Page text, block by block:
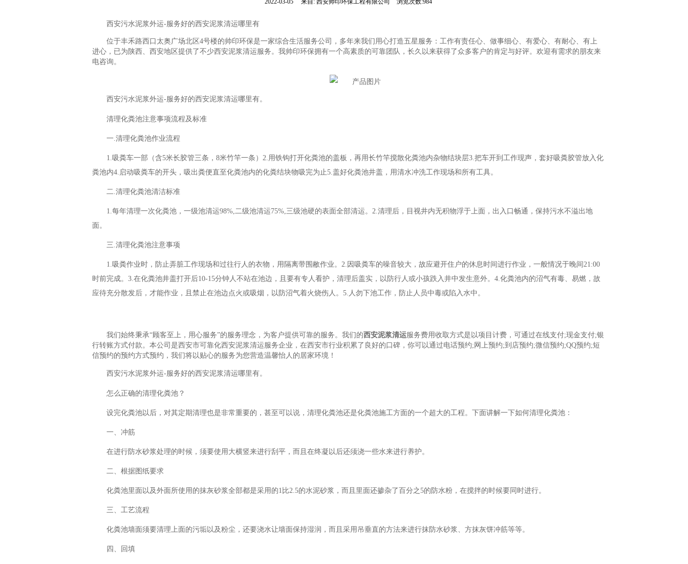
2022-03-05 来自: 西安帅印环保工程有限公司 浏览次数:984
西安污水泥浆外运-服务好的西安泥浆清运哪里有
位于丰禾路西口太奥广场北区4号楼的帅印环保是一家综合生活服务公司，多年来我们用心打造五星服务：工作有责任心、做事细心、有爱心、有耐心、有上
进心，已为陕西、西安地区提供了不少西安泥浆清运服务。我帅印环保拥有一个高素质的可靠团队，长久以来获得了众多客户的肯定与好评。欢迎有需求的朋友来
电咨询。
西安污水泥浆外运-服务好的西安泥浆清运哪里有。
清理化粪池注意事项流程及标准
一.清理化粪池作业流程
1.吸粪车一部（含5米长胶管三条，8米竹竿一条）2.用铁钩打开化粪池的盖板，再用长竹竿搅散化粪池内杂物结块层3.把车开到工作现声，套好吸粪胶管放入化
粪池内4.启动吸粪车的开头，吸出粪便直至化粪池内的化粪结块物吸完为止5.盖好化粪池井盖，用清水冲洗工作现场和所有工具。
二.清理化粪池清洁标准
1.每年清理一次化粪池，一级池清运98%,二级池清运75%,三级池硬的表面全部清运。2.清理后，目视井内无积物浮于上面，出入口畅通，保持污水不溢出地
面。
三.清理化粪池注意事项
1.吸粪作业时，防止弄脏工作现场和过往行人的衣物，用隔离带围敝作业。2.因吸粪车的噪音较大，故应避开住户的休息时间进行作业，一般情况于晚间21:00
时前完成。3.在化粪池井盖打开后10-15分钟人不站在池边，且要有专人看护，清理后盖实，以防行人或小孩跌入井中发生意外。4.化粪池内的沼气有毒、易燃，故
应待充分散发后，才能作业，且禁止在池边点火或吸烟，以防沼气着火烧伤人。5.人勿下池工作，防止人员中毒或陷入水中。
我们始终秉承“顾客至上，用心服务”的服务理念，为客户提供可靠的服务。我们的西安泥浆清运服务费用收取方式是以项目计费，可通过在线支付;现金支付;银
行转账方式付款。本公司是西安市可靠化西安泥浆清运服务企业，在西安市行业积累了良好的口碑，你可以通过电话预约;网上预约;到店预约;微信预约;QQ预约;短
信预约的预约方式预约，我们将以贴心的服务为您营造温馨怡人的居家环境！
西安污水泥浆外运-服务好的西安泥浆清运哪里有。
怎么正确的清理化粪池？
设完化粪池以后，对其定期清理也是非常重要的，甚至可以说，清理化粪池还是化粪池施工方面的一个超大的工程。下面讲解一下如何清理化粪池：
一、冲筋
在进行防水砂浆处理的时候，须要使用大横竖来进行刮平，而且在终凝以后还须浇一些水来进行养护。
二、根据图纸要求
化粪池里面以及外面所使用的抹灰砂浆全部都是采用的1比2.5的水泥砂浆，而且里面还掺杂了百分之5的防水粉，在搅拌的时候要同时进行。
三、工艺流程
化粪池墙面须要清理上面的污垢以及粉尘，还要浇水让墙面保持湿润，而且采用吊垂直的方法来进行抹防水砂浆、方抹灰饼冲筋等等。
四、回填